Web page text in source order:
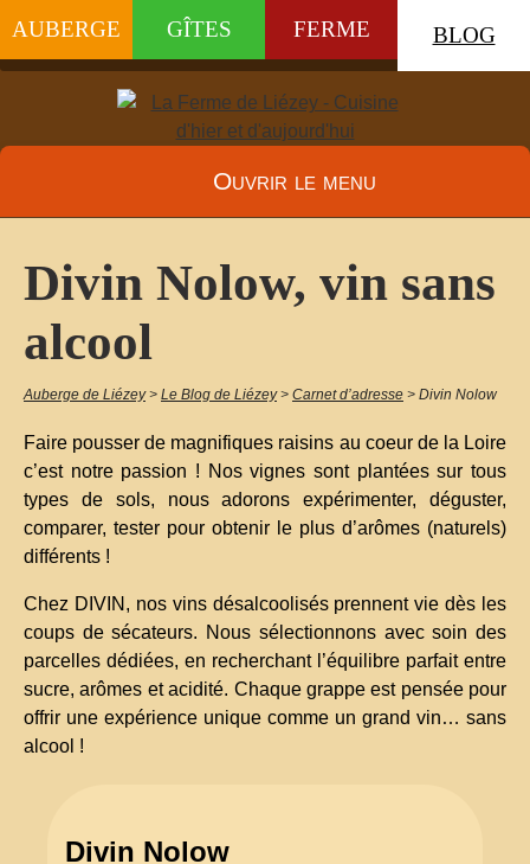
AUBERGE GÎTES FERME BLOG
Ouvrir le menu
Divin Nolow, vin sans
alcool
Auberge de Liézey > Le Blog de Liézey > Carnet d’adresse > Divin Nolow
Faire pousser de magnifiques raisins au coeur de la Loire
c’est notre passion ! Nos vignes sont plantées sur tous
types de sols, nous adorons expérimenter, déguster,
comparer, tester pour obtenir le plus d’arômes (naturels)
différents !
Chez DIVIN, nos vins désalcoolisés prennent vie dès les
coups de sécateurs. Nous sélectionnons avec soin des
parcelles dédiées, en recherchant l’équilibre parfait entre
sucre, arômes et acidité. Chaque grappe est pensée pour
offrir une expérience unique comme un grand vin… sans
alcool !
Divin Nolow